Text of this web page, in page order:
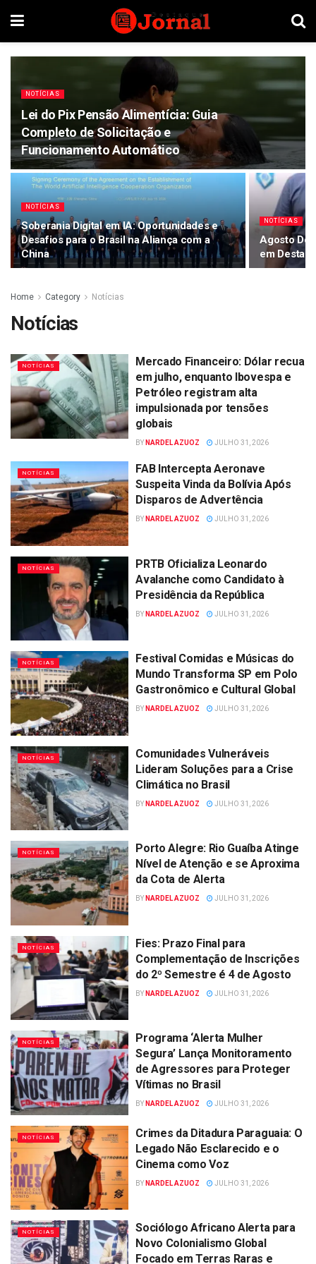
NOTÍCIAS
Lei do Pix Pensão Alimentícia: Guia
Completo de Solicitação e
Funcionamento Automático
NOTÍCIAS
Soberania Digital em IA: Oportunidades e
Desafios para o Brasil na Aliança com a
China
NOTÍCIAS
Agosto
em
Home Category Notícias
Notícias
NOTÍCIAS
Mercado Financeiro: Dólar recua
em julho, enquanto Ibovespa e
Petróleo registram alta
impulsionada por tensões
globais
BY NARDEL AZUOZ JULHO 31, 2026
NOTÍCIAS
FAB Intercepta Aeronave
Suspeita Vinda da Bolívia Após
Disparos de Advertência
BY NARDEL AZUOZ JULHO 31, 2026
NOTÍCIAS
PRTB Oficializa Leonardo
Avalanche como Candidato à
Presidência da República
BY NARDEL AZUOZ JULHO 31, 2026
NOTÍCIAS
Festival Comidas e Músicas do
Mundo Transforma SP em Polo
Gastronômico e Cultural Global
BY NARDEL AZUOZ JULHO 31, 2026
NOTÍCIAS
Comunidades Vulneráveis
Lideram Soluções para a Crise
Climática no Brasil
BY NARDEL AZUOZ JULHO 31, 2026
NOTÍCIAS
Porto Alegre: Rio Guaíba Atinge
Nível de Atenção e se Aproxima
da Cota de Alerta
BY NARDEL AZUOZ JULHO 31, 2026
NOTÍCIAS
Fies: Prazo Final para
Complementação de Inscrições
do 2º Semestre é 4 de Agosto
BY NARDEL AZUOZ JULHO 31, 2026
NOTÍCIAS
Programa ‘Alerta Mulher
Segura’ Lança Monitoramento
de Agressores para Proteger
Vítimas no Brasil
BY NARDEL AZUOZ JULHO 31, 2026
NOTÍCIAS
Crimes da Ditadura Paraguaia: O
Legado Não Esclarecido e o
Cinema como Voz
BY NARDEL AZUOZ JULHO 31, 2026
NOTÍCIAS
Sociólogo Africano Alerta para
Novo Colonialismo Global
Focado em Terras Raras e